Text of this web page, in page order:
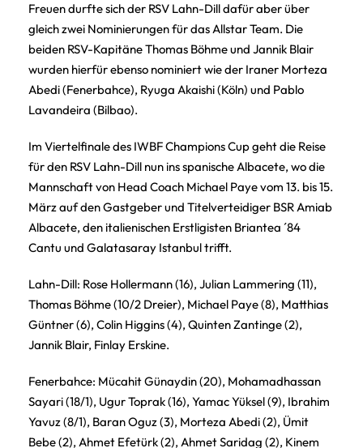
Freuen durfte sich der RSV Lahn-Dill dafür aber über
gleich zwei Nominierungen für das Allstar Team. Die
beiden RSV-Kapitäne Thomas Böhme und Jannik Blair
wurden hierfür ebenso nominiert wie der Iraner Morteza
Abedi (Fenerbahce), Ryuga Akaishi (Köln) und Pablo
Lavandeira (Bilbao).
Im Viertelfinale des IWBF Champions Cup geht die Reise
für den RSV Lahn-Dill nun ins spanische Albacete, wo die
Mannschaft von Head Coach Michael Paye vom 13. bis 15.
März auf den Gastgeber und Titelverteidiger BSR Amiab
Albacete, den italienischen Erstligisten Briantea ´84
Cantu und Galatasaray Istanbul trifft.
Lahn-Dill: Rose Hollermann (16), Julian Lammering (11),
Thomas Böhme (10/2 Dreier), Michael Paye (8), Matthias
Güntner (6), Colin Higgins (4), Quinten Zantinge (2),
Jannik Blair, Finlay Erskine.
Fenerbahce: Mücahit Günaydin (20), Mohamadhassan
Sayari (18/1), Ugur Toprak (16), Yamac Yüksel (9), Ibrahim
Yavuz (8/1), Baran Oguz (3), Morteza Abedi (2), Ümit
Bebe (2), Ahmet Efetürk (2), Ahmet Saridag (2), Kinem